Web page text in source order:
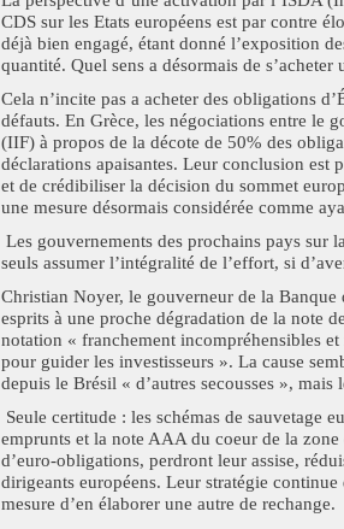
CDS sur les Etats européens est par contre
déjà bien engagé, étant donné l’exposition
quantité. Quel sens a désormais de
Cela n’incite pas a acheter des obligations
défauts. En Grèce, les négociations entre le
(IIF) à propos de la décote de 50% des
déclarations apaisantes. Leur conclusion
et de crédibiliser la décision du sommet
une mesure désormais considérée comme
Les gouvernements des prochains pays sur
seuls assumer l’intégralité de l’effort, si
Christian Noyer, le gouverneur de la
esprits à une proche dégradation de la note
notation « franchement incompréhensibles
pour guider les investisseurs ». La cause
depuis le Brésil « d’autres secousses »,
Seule certitude : les schémas de sauvetage
emprunts et la note AAA du coeur de la
d’euro-obligations, perdront leur assise,
dirigeants européens. Leur stratégie
mesure d’en élaborer une autre de rechange.